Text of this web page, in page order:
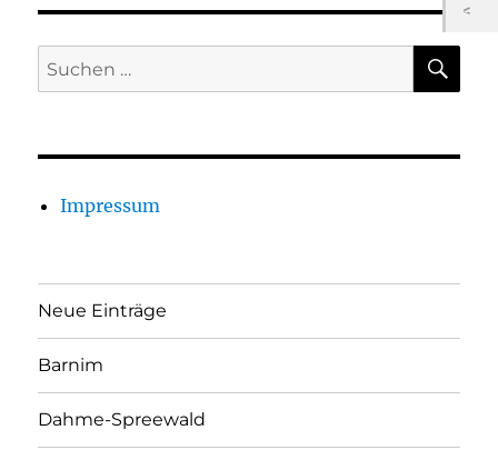
Suchen
nach:
Impressum
Neue Einträge
Barnim
Dahme-Spreewald